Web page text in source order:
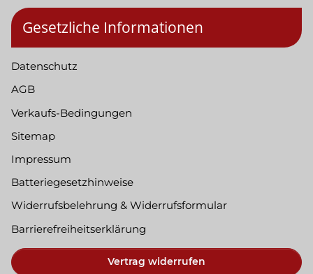
Gesetzliche Informationen
Datenschutz
AGB
Verkaufs-Bedingungen
Sitemap
Impressum
Batteriegesetzhinweise
Widerrufsbelehrung & Widerrufsformular
Barrierefreiheitserklärung
Vertrag widerrufen